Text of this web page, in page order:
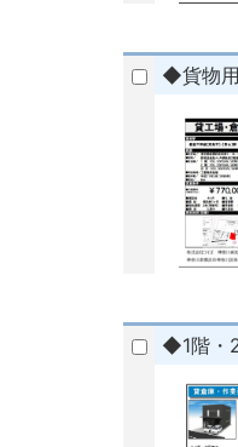
◆貨物
◆1階・